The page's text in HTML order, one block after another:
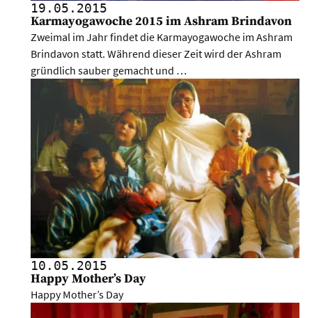
19.05. 2015
Karmayogawoche 2015 im Ashram Brindavon
Zweimal im Jahr findet die Karmayogawoche im Ashram
Brindavon statt. Während dieser Zeit wird der Ashram
gründlich sauber gemacht und …
10.05. 2015
Happy Mother’s Day
Happy Mother’s Day